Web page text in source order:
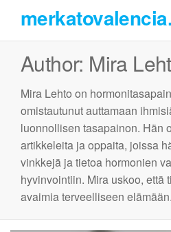
the
contentAuthor: Mira
Mira Lehto on
omistautunut auttamaan
luonnollisen tasapainon. Hän
artikkeleita ja oppaita, joissa
vinkkejä ja tietoa hormonien
hyvinvointiin. Mira uskoo, että
avaimia terveelliseen elämään.